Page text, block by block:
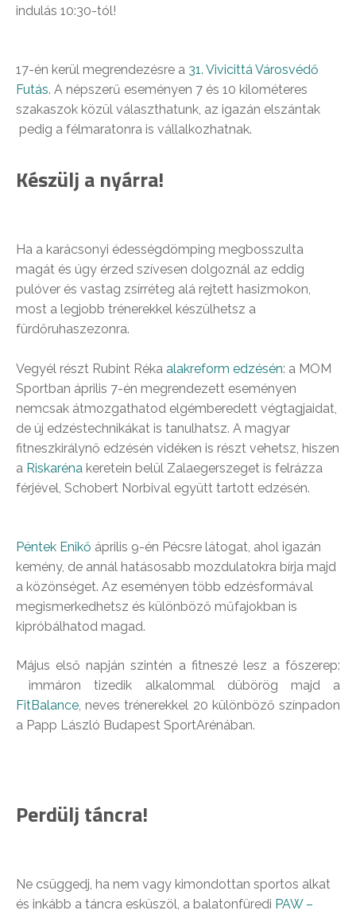
indulás 10:30-tól!
17-én kerül megrendezésre a 31. Vivicittá Városvédő
Futás. A népszerű eseményen 7 és 10 kilométeres
szakaszok közül választhatunk, az igazán elszántak
pedig a félmaratonra is vállalkozhatnak.
Készülj a nyárra!
Ha a karácsonyi édességdömping megbosszulta
magát és úgy érzed szívesen dolgoznál az eddig
pulóver és vastag zsírréteg alá rejtett hasizmokon,
most a legjobb trénerekkel készülhetsz a
fürdőruhaszezonra.
Vegyél részt Rubint Réka alakreform edzésén: a MOM
Sportban április 7-én megrendezett eseményen
nemcsak átmozgathatod elgémberedett végtagjaidat,
de új edzéstechnikákat is tanulhatsz. A magyar
fitneszkirálynő edzésén vidéken is részt vehetsz, hiszen
a Riskaréna keretein belül Zalaegerszeget is felrázza
férjével, Schobert Norbival együtt tartott edzésén.
Péntek Enikő április 9-én Pécsre látogat, ahol igazán
kemény, de annál hatásosabb mozdulatokra bírja majd
a közönséget. Az eseményen több edzésformával
megismerkedhetsz és különböző műfajokban is
kipróbálhatod magad.
Május első napján szintén a fitneszé lesz a főszerep:
immáron tizedik alkalommal dübörög majd a
FitBalance, neves trénerekkel 20 különböző színpadon
a Papp László Budapest SportArénában.
Perdülj táncra!
Ne csüggedj, ha nem vagy kimondottan sportos alkat
és inkább a táncra esküszöl, a balatonfüredi PAW –